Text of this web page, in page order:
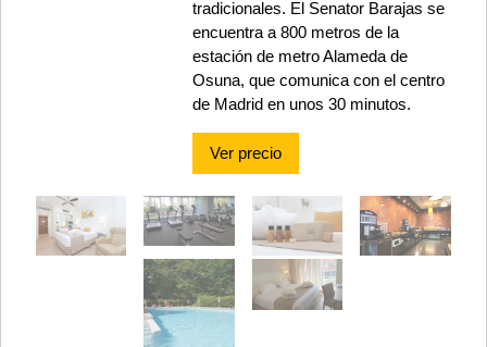
tradicionales. El Senator Barajas se
encuentra a 800 metros de la
estación de metro Alameda de
Osuna, que comunica con el centro
de Madrid en unos 30 minutos.
Ver precio